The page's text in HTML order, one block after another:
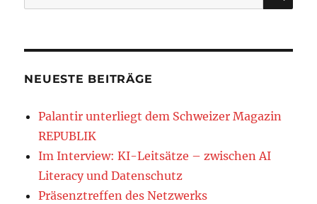
nach:
NEUESTE BEITRÄGE
Palantir unterliegt dem Schweizer Magazin
REPUBLIK
Im Interview: KI-Leitsätze – zwischen AI
Literacy und Datenschutz
Präsenztreffen des Netzwerks